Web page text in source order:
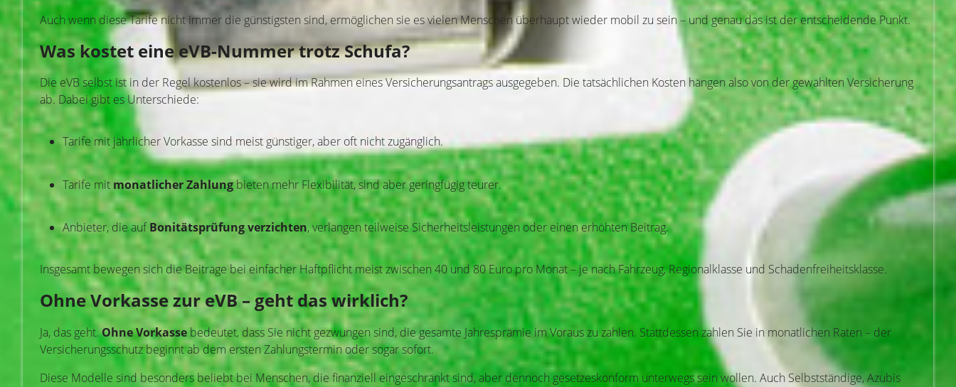
Auch wenn diese Tarife nicht immer die günstigsten sind, ermöglichen sie es vielen Menschen überhaupt wieder mobil zu sein – und genau das ist der entscheidende Punkt.
Was kostet eine eVB-Nummer trotz Schufa?
Die eVB selbst ist in der Regel kostenlos – sie wird im Rahmen eines Versicherungsantrags ausgegeben. Die tatsächlichen Kosten hängen also von der gewählten Versicherung
ab. Dabei gibt es Unterschiede:
Tarife mit jährlicher Vorkasse sind meist günstiger, aber oft nicht zugänglich.
Tarife mit monatlicher Zahlungbieten mehr Flexibilität, sind aber geringfügig teurer.
Anbieter, die aufBonitätsprüfung verzichten, verlangen teilweise Sicherheitsleistungen oder einen erhöhten Beitrag.
Insgesamt bewegen sich die Beiträge bei einfacher Haftpflicht meist zwischen 40 und 80 Euro pro Monat – je nach Fahrzeug, Regionalklasse und Schadenfreiheitsklasse.
Ohne Vorkasse zur eVB – geht das wirklich?
Ja, das geht.Ohne Vorkassebedeutet, dass Sie nicht gezwungen sind, die gesamte Jahresprämie im Voraus zu zahlen. Stattdessen zahlen Sie in monatlichen Raten – der
Versicherungsschutz beginnt ab dem ersten Zahlungstermin oder sogar sofort.
Diese Modelle sind besonders beliebt bei Menschen, die finanziell eingeschränkt sind, aber dennoch gesetzeskonform unterwegs sein wollen. Auch Selbstständige, Azubis